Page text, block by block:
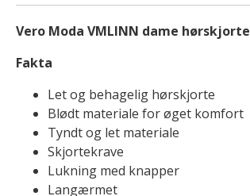
Vero Moda VMLINN dame hørskjorte
Fakta
Let og behagelig hørskjorte
Blødt materiale for øget komfort
Tyndt og let materiale
Skjortekrave
Lukning med knapper
Langærmet